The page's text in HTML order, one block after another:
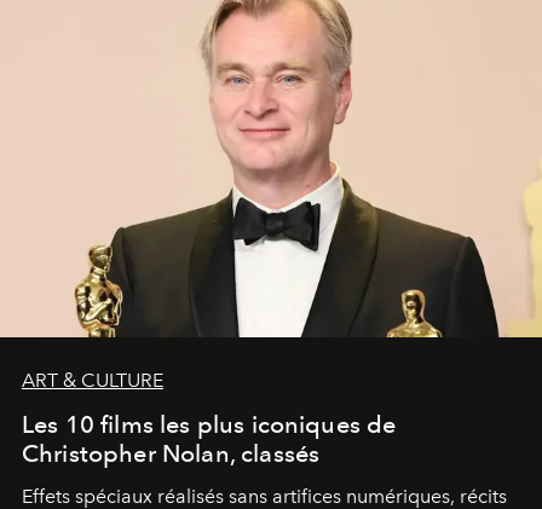
ART & CULTURE
Les 10 films les plus iconiques de
Christopher Nolan, classés
Effets spéciaux réalisés sans artifices numériques, récits